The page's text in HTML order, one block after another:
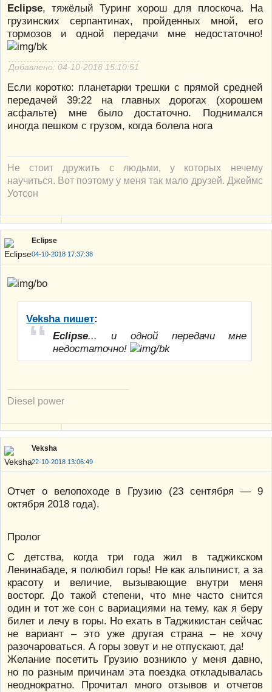
Eclipse, тяжёлый Туринг хорош для плоскоча. На
грузинских серпантинах, пройденных мной, его
тормозов и одной передачи мне недостаточно!
Добавлено: 04-10-2018 15:10:51
Если коротко: планетарки трешки с прямой средней
передачей 39:22 на главных дорогах (хорошем
асфальте) мне было достаточно. Поднимался
иногда пешком с грузом, когда болела нога
Не стоит дружить с людьми, у которых нечему
научиться. Вот поэтому у меня так мало друзей. Джеймс
Уотсон
Eclipse
04-10-2018 17:37:38
Veksha пишет:
Eclipse... и одной передачи мне
недостаточно!
Diesel power
Veksha
22-10-2018 13:06:49
Отчет о велопоходе в Грузию (23 сентября — 9
октября 2018 года).
Пролог
С детства, когда три года жил в таджикском
Ленинабаде, я полюбил горы! Не как альпинист, а за
красоту и величие, вызывающие внутри меня
восторг. До такой степени, что мне часто снится
один и тот же сон с вариациями на тему, как я беру
билет и лечу в горы. Но ехать в Таджикистан сейчас
не вариант – это уже другая страна – не хочу
разочароваться. А горы зовут и не отпускают, да!
Желание посетить Грузию возникло у меня давно,
но по разным причинам эта поездка откладывалась
неоднократно. Прочитал много отзывов и отчетов